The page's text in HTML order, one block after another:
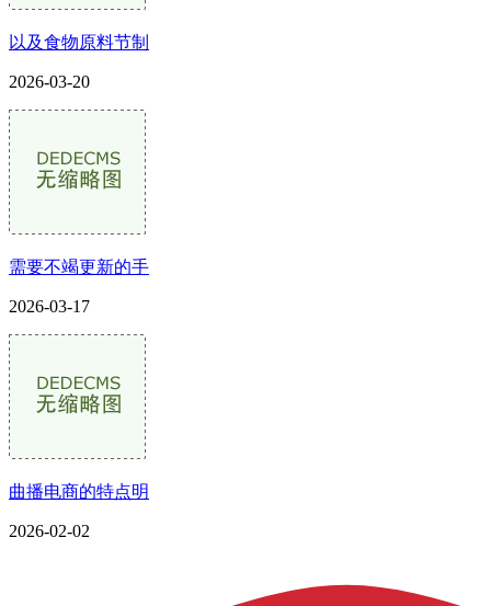
以及食物原料节制
2026-03-20
需要不竭更新的手
2026-03-17
曲播电商的特点明
2026-02-02